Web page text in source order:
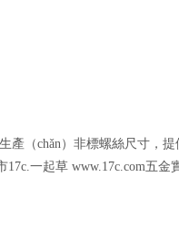
異形螺絲 銅（
產（chǎn）非標螺絲尺寸，
一起草 www.17c.com五金